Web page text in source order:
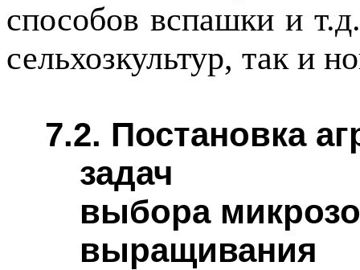
способов вспашки и
сельхозкультур, так и
7.2. Постановка
задач
выбора
выращивания